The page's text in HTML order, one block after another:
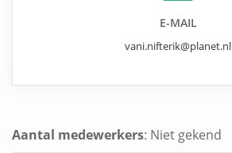
E-MAIL
vani.nifterik@planet.nl
Aantal medewerkers: Niet gekend